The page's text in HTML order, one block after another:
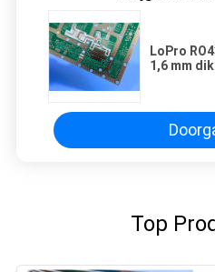
LoPro
1,6 mm
Top